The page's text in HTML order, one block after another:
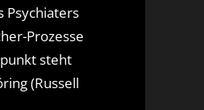
Psychiaters
Prozesse
steht
(Russell